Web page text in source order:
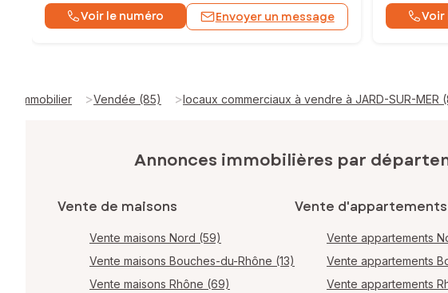
Voir le numéro Envoyer un message Voir
Immobilier >Vendée (85) >locaux commerciaux à vendre à JARD-SUR-MER
Annonces immobilières par
Vente de maisons
Vente maisons Nord (59)
Vente maisons Bouches-du-Rhône (13)
Vente maisons Rhône (69)
Vente d'appartements
Vente appartements
Vente appartements
Vente appartements